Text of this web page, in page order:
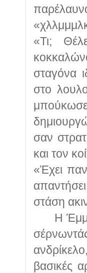
«Τι;
σταγόνα
στο
σαν
και τον
«Έχει
στάση
Η Έμμα
βασικές